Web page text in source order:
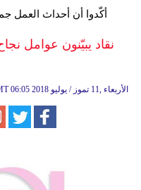
أكّدوا أن أحداث العمل
نقاد يبيّنون عوامل
06:05 2018 الأربعاء ,11 تموز / يوليو